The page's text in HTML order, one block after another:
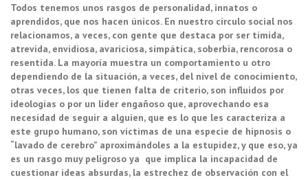
Todos tenemos unos rasgos de personalidad, innatos o
aprendidos, que nos hacen únicos. En nuestro círculo social nos
relacionamos, a veces, con gente que destaca por ser tímida,
atrevida, envidiosa, avariciosa, simpática, soberbia, rencorosa o
resentida. La mayoría muestra un comportamiento u otro
dependiendo de la situación, a veces, del nivel de conocimiento,
otras veces, los que tienen falta de criterio, son influidos por
ideologías o por un líder engañoso que, aprovechando esa
necesidad de seguir a alguien, que es lo que les caracteriza a
este grupo humano, son víctimas de una especie de hipnosis o
“lavado de cerebro” aproximándoles a la estupidez, y que eso, ya
es un rasgo muy peligroso ya que implica la incapacidad de
cuestionar ideas absurdas, la estrechez de observación con el